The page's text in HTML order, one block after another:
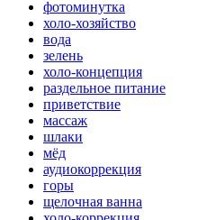
фотоминутка
холо-хозяйство
вода
зелень
холо-концепция
раздельное питание
приветствие
массаж
шлаки
мёд
аудиокоррекция
горы
щелочная ванна